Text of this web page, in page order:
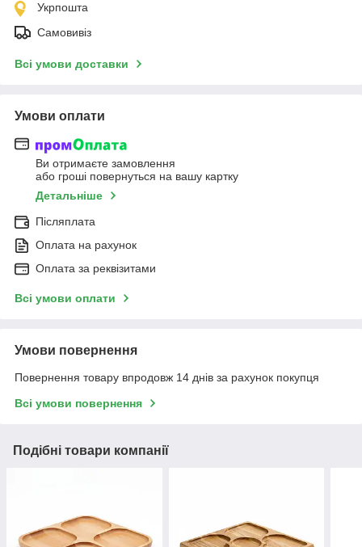
Укрпошта
Самовивіз
Всі умови доставки
Умови оплати
Ви отримаєте замовлення
або гроші повернуться на вашу картку
Детальніше
Післяплата
Оплата на рахунок
Оплата за реквізитами
Всі умови оплати
Умови повернення
Повернення товару впродовж 14 днів за рахунок покупця
Всі умови повернення
Подібні товари компанії